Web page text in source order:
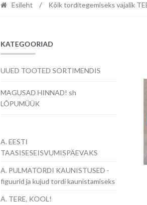
Esileht / Kõik torditegemiseks vajalik
KATEGOORIAD
UUED TOOTED SORTIMENDIS
MAGUSAD HINNAD! sh
LÕPUMÜÜK
A. EESTI
TAASISESEISVUMISPÄEVAKS
A. PULMATORDI KAUNISTUSED -
figuurid ja kujud tordi kaunistamiseks
A. TERE, KOOL!